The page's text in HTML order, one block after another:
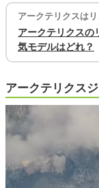
アークテリクスはリ
アークテリクスの
気モデルはどれ？
アークテリクス